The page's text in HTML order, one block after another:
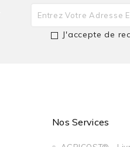
J'accepte de
Nos Services